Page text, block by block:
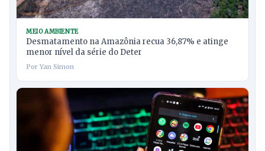
MEIO AMBIENTE
Desmatamento na Amazônia recua 36,87% e atinge
menor nível da série do Deter
Por Yan Simon